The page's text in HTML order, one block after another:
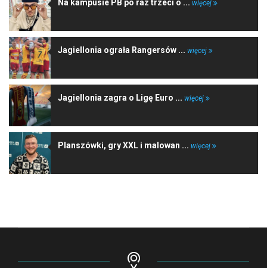
Na kampusie PB po raz trzeci o ... więcej
Jagiellonia ograła Rangersów ... więcej
Jagiellonia zagra o Ligę Euro ... więcej
Planszówki, gry XXL i malowan ... więcej